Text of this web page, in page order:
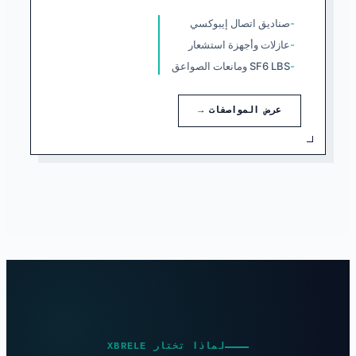
صناديق اتصال إيبوكسي
عازلات وأجهزة استشعار
SF6 LBS ومانعات الصواعق
عرض المواصفات →
لماذا تختار XBRELE